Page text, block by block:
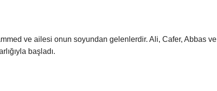
ve ailesi onun soyundan gelenlerdir. Ali, Cafer, Abbas ve
başladı.